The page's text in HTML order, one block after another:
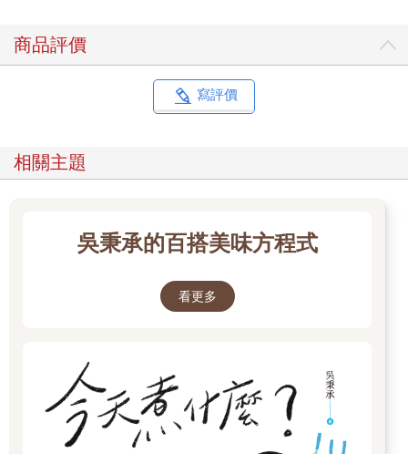
商品評價
寫評價
相關主題
吳秉承的百搭美味方程式
看更多